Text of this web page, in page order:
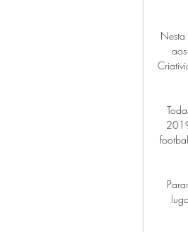
Nesta